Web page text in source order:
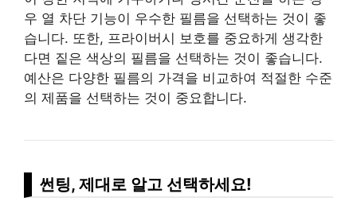
우 열 차단 기능이 우수한 필름을 선택하는 것이 좋
습니다. 또한, 프라이버시 보호를 중요하게 생각한
다면 짙은 색상의 필름을 선택하는 것이 좋습니다.
예산은 다양한 필름의 가격을 비교하여 적절한 수준
의 제품을 선택하는 것이 중요합니다.
썬팅, 제대로 알고 선택하세요!